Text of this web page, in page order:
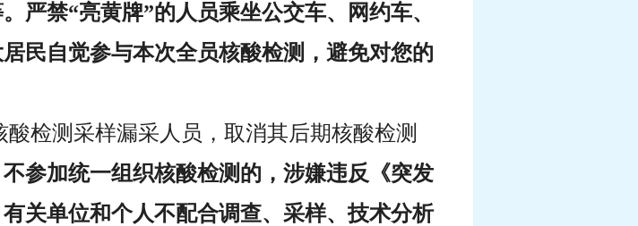
严禁“亮黄牌”的人员乘坐公交车、网约车、
民自觉参与本次全员核酸检测，避免对您的
酸检测采样漏采人员，取消其后期核酸检测
参加统一组织核酸检测的，涉嫌违反《突发
关单位和个人不配合调查、采样、技术分析